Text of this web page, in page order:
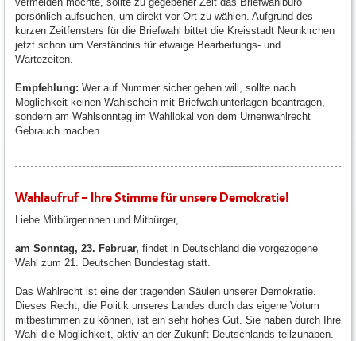
persönlich aufsuchen, um direkt vor Ort zu wählen. Aufgrund des
kurzen Zeitfensters für die Briefwahl bittet die Kreisstadt Neunkirchen
jetzt schon um Verständnis für etwaige Bearbeitungs- und
Wartezeiten.
Empfehlung: Wer auf Nummer sicher gehen will, sollte nach
Möglichkeit keinen Wahlschein mit Briefwahlunterlagen beantragen,
sondern am Wahlsonntag im Wahllokal von dem Urnenwahlrecht
Gebrauch machen.
Wahlaufruf – Ihre Stimme für unsere Demokratie!
Liebe Mitbürgerinnen und Mitbürger,
am Sonntag, 23. Februar, findet in Deutschland die vorgezogene
Wahl zum 21. Deutschen Bundestag statt.
Das Wahlrecht ist eine der tragenden Säulen unserer Demokratie.
Dieses Recht, die Politik unseres Landes durch das eigene Votum
mitbestimmen zu können, ist ein sehr hohes Gut. Sie haben durch Ihre
Wahl die Möglichkeit, aktiv an der Zukunft Deutschlands teilzuhaben.